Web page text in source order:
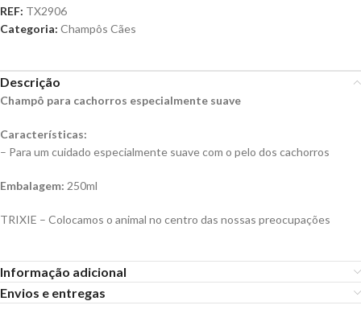
REF: TX2906
Categoria: Champôs Cães
Descrição
Champô para cachorros especialmente suave
Características:
– Para um cuidado especialmente suave com o pelo dos cachorros
Embalagem: 250ml
TRIXIE – Colocamos o animal no centro das nossas preocupações
Informação adicional
Envios e entregas